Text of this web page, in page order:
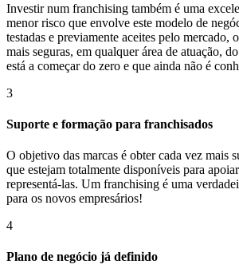
Investir num franchising também é uma
menor risco que envolve este modelo de
testadas e previamente aceites pelo mercado,
mais seguras, em qualquer área de atuação,
está a começar do zero e que ainda não é
3
Suporte e formação para franchisados
O objetivo das marcas é obter cada vez mais
que estejam totalmente disponíveis para
representá-las. Um franchising é uma
para os novos empresários!
4
Plano de negócio já definido